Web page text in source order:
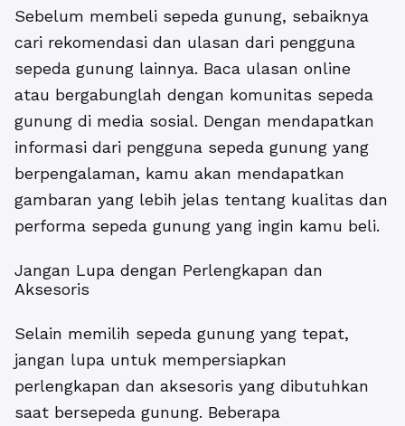
Sebelum membeli sepeda gunung, sebaiknya
cari rekomendasi dan ulasan dari pengguna
sepeda gunung lainnya. Baca ulasan online
atau bergabunglah dengan komunitas sepeda
gunung di media sosial. Dengan mendapatkan
informasi dari pengguna sepeda gunung yang
berpengalaman, kamu akan mendapatkan
gambaran yang lebih jelas tentang kualitas dan
performa sepeda gunung yang ingin kamu beli.
Jangan Lupa dengan Perlengkapan dan
Aksesoris
Selain memilih sepeda gunung yang tepat,
jangan lupa untuk mempersiapkan
perlengkapan dan aksesoris yang dibutuhkan
saat bersepeda gunung. Beberapa